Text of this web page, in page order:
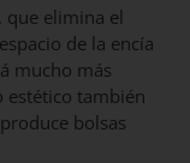
elimina el
de la encía
mucho más
estético también
bolsas